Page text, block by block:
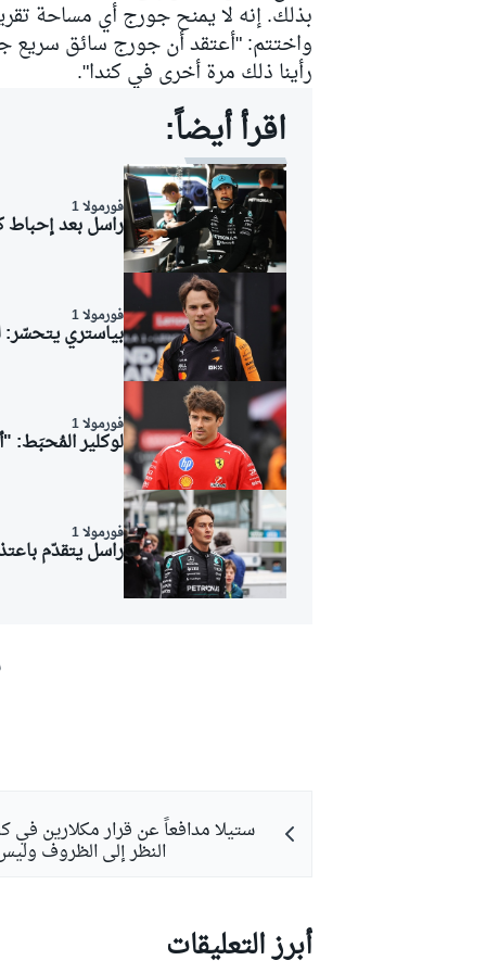
بذلك. إنه لا يمنح جورج أي مساحة
واختتم: "أعتقد أن جورج سائق سريع
رأينا ذلك مرة أخرى في كندا".
اقرأ أيضاً:
فورمولا 1
راسل بعد إحباط
فورمولا 1
بياستري يتحسّر:
فورمولا 1
لوكلير المُحبَط:
فورمولا 1
راسل يتقدّم
ستيلا مدافعاً عن قرار مكلارين في
النظر إلى الظروف
أبرز التعليقات